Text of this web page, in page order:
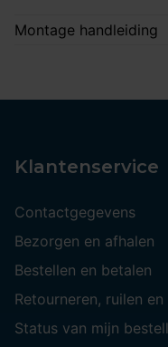
Montage handleiding
Klantenservice
Contactgegevens
Bezorgen en afhalen
Bestellen en betalen
Retourneren, ruilen
Status van mijn